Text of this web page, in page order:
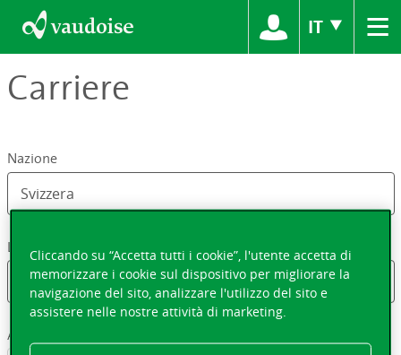
IT ≡
Carriere
Nazione
La tua località fuori dalla Svizzera
Appellativo
Cliccando su “Accetta tutti i cookie”, l'utente accetta di
memorizzare i cookie sul dispositivo per migliorare la
navigazione del sito, analizzare l'utilizzo del sito e
assistere nelle nostre attività di marketing.